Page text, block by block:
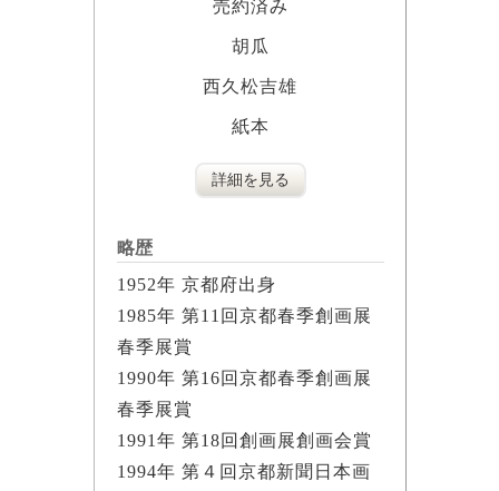
売約済み
胡瓜
西久松吉雄
紙本
詳細を見る
略歴
1952年 京都府出身
1985年 第11回京都春季創画展
春季展賞
1990年 第16回京都春季創画展
春季展賞
1991年 第18回創画展創画会賞
1994年 第４回京都新聞日本画